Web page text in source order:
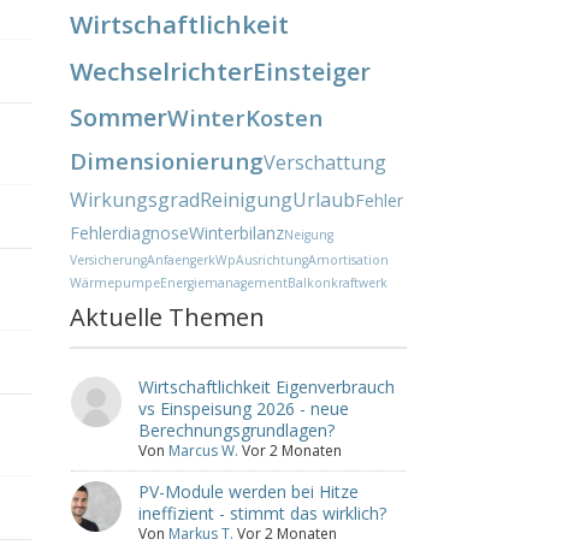
Wirtschaftlichkeit
WechselrichterEinsteiger
SommerWinterKosten
DimensionierungVerschattung
WirkungsgradReinigungUrlaubFehler
FehlerdiagnoseWinterbilanzNeigung
VersicherungAnfaengerkWpAusrichtungAmortisation
WärmepumpeEnergiemanagementBalkonkraftwerk
Aktuelle Themen
Wirtschaftlichkeit Eigenverbrauch
vs Einspeisung 2026 - neue
Berechnungsgrundlagen?
Von Marcus W. Vor 2 Monaten
PV-Module werden bei Hitze
ineffizient - stimmt das wirklich?
Von Markus T. Vor 2 Monaten